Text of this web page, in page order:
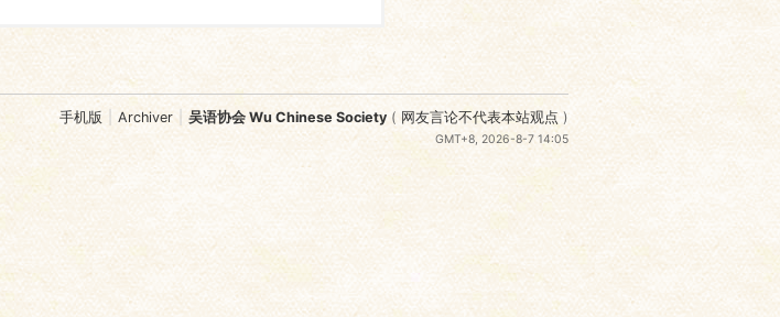
手机版 Archiver 吴语协会 Wu Chinese Society ( 网友言论不代表本站观点 )
GMT+8, 2026-8-7 14:05